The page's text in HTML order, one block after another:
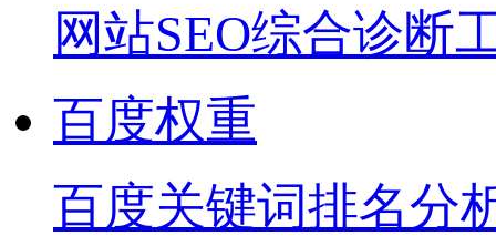
网站SEO综合诊断
百度权重
百度关键词排名分